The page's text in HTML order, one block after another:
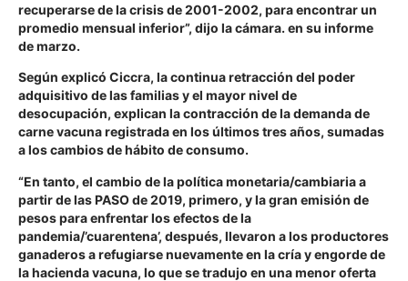
recuperarse de la crisis de 2001-2002, para encontrar un
promedio mensual inferior”, dijo la cámara. en su informe
de marzo.
Según explicó Ciccra, la continua retracción del poder
adquisitivo de las familias y el mayor nivel de
desocupación, explican la contracción de la demanda de
carne vacuna registrada en los últimos tres años, sumadas
a los cambios de hábito de consumo.
“En tanto, el cambio de la política monetaria/cambiaria a
partir de las PASO de 2019, primero, y la gran emisión de
pesos para enfrentar los efectos de la
pandemia/’cuarentena’, después, llevaron a los productores
ganaderos a refugiarse nuevamente en la cría y engorde de
la hacienda vacuna, lo que se tradujo en una menor oferta